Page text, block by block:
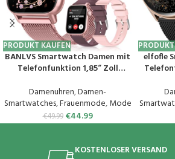
PRODUKT KAUFEN
BANLVS Smartwatch Damen mit
Telefonfunktion 1,85“ Zoll
Herzfrequenz, Schlafmonitor,
Menstruationszyklus, IP68
wasserdichte Sportuhr für iOS
und Android (Rosa)
Damenuhren,Damen-
Smartwatches,Frauenmode,Mode
€49.99 €44.99
elfofle
mit
iOS
KOSTENLOSER VERSAND